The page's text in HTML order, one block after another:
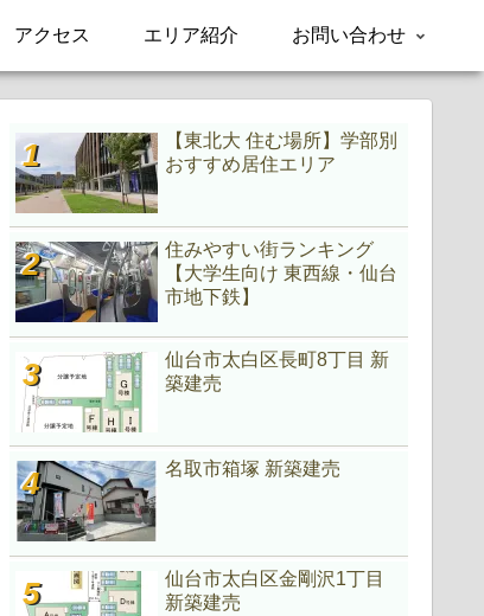
アクセス エリア紹介 お問い合わせ
【東北大 住む場所】学部別
おすすめ居住エリア
住みやすい街ランキング
【大学生向け 東西線・仙台
市地下鉄】
仙台市太白区長町8丁目 新
築建売
名取市箱塚 新築建売
仙台市太白区金剛沢1丁目
新築建売